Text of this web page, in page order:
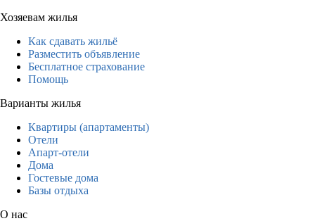
Хозяевам жилья
Как сдавать жильё
Разместить объявление
Бесплатное страхование
Помощь
Варианты жилья
Квартиры (апартаменты)
Отели
Апарт-отели
Дома
Гостевые дома
Базы отдыха
О нас